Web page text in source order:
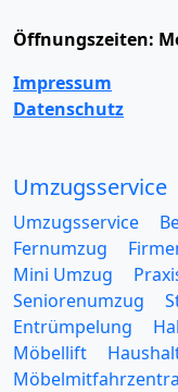
Öffnungszeiten:
Impressum
Datenschutz
Umzugsservice
Umzugsservice
Fernumzug
Mini Umzug
Seniorenumzug
Entrümpelung
Möbellift